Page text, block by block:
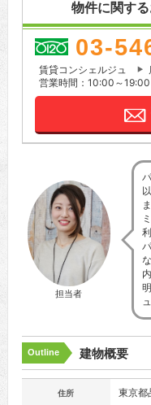
物件に関す
03-
賃貸コンシェルジュ
営業時間：10:00～19:00
担当者
Outline 建物概要
住所 東京都